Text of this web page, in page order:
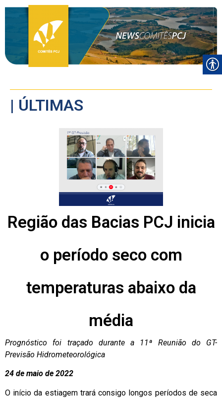
| ÚLTIMAS
Região das Bacias PCJ inicia
o período seco com
temperaturas abaixo da
média
Prognóstico foi traçado durante a 11ª Reunião do GT-
Previsão Hidrometeorológica
24 de maio de 2022
O início da estiagem trará consigo longos períodos de seca